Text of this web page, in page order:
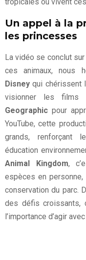
Un appel à la
les princesses
La vidéo se conclut
ces animaux, nous
Disney qui chérissent
visionner les
Geographic pour
YouTube, cette
grands, renforçant
éducation
Animal Kingdom,
espèces en
conservation du parc.
des défis croissants,
l’importance d’agir